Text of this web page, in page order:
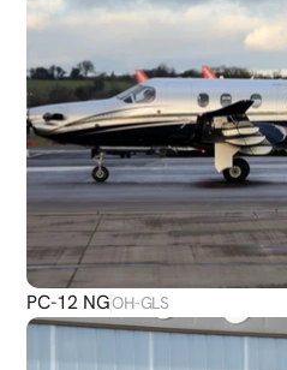
PC-12 NGOH-GLS